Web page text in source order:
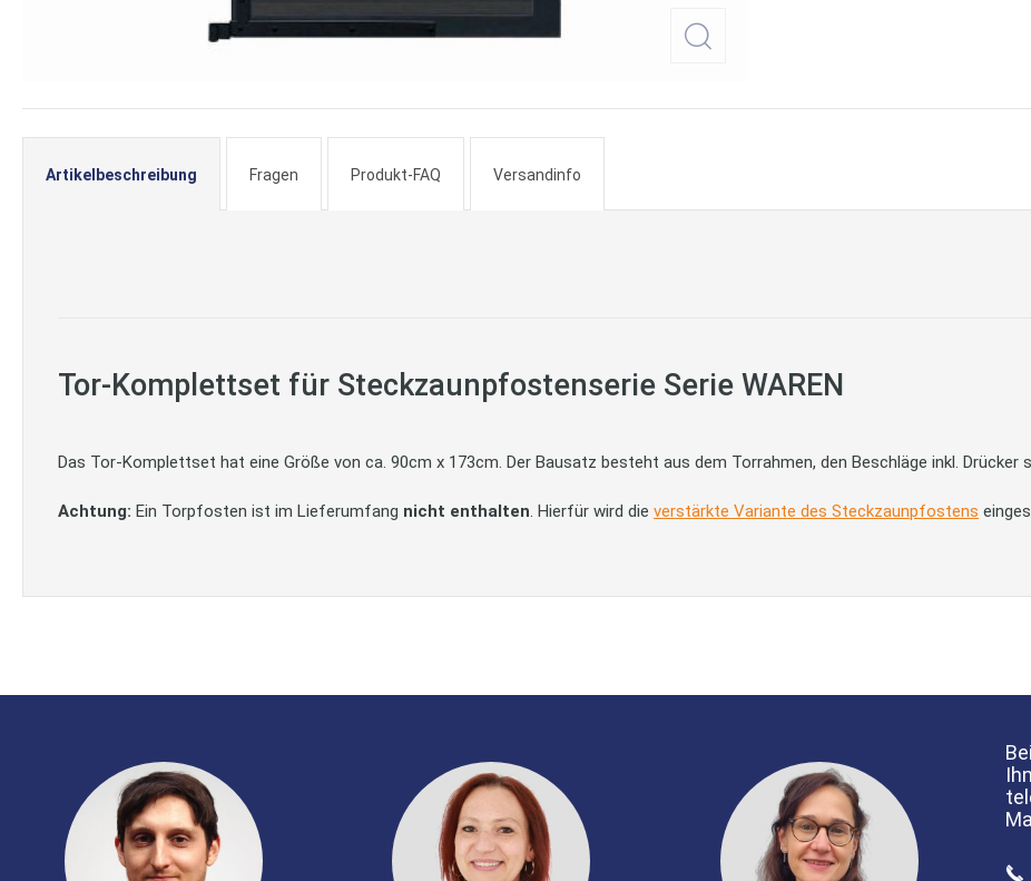
Anfang
Artikelbeschreibung
Tor-Komplettset für Steckzaunpfostenserie Serie WAREN
Das Tor-Komplettset hat eine Größe von ca. 90cm x 173cm. Der Bausatz besteht aus dem Torrahmen, den Beschläge inkl. Drücker
Achtung: Ein Torpfosten ist im Lieferumfang nicht enthalten . Hierfür wird die verstärkte Variante des Steckzaunpfostens
Fragen Produkt-FAQ Versandinfo